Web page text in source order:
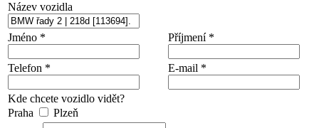
Název vozidla
Jméno * Příjmení *
Telefon * E-mail *
Kde chcete vozidlo vidět?
Praha
Plzeň